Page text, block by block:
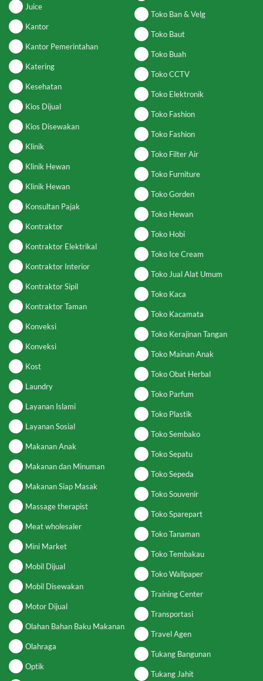
Juice
Kantor
Kantor Pemerintahan
Katering
Kesehatan
Kios Dijual
Kios Disewakan
Klinik
Klinik Hewan
Klinik Hewan
Konsultan Pajak
Kontraktor
Kontraktor Elektrikal
Kontraktor Interior
Kontraktor Sipil
Kontraktor Taman
Konveksi
Konveksi
Kost
Laundry
Layanan Islami
Layanan Sosial
Makanan Anak
Makanan dan Minuman
Makanan Siap Masak
Massage therapist
Meat wholesaler
Mini Market
Mobil Dijual
Mobil Disewakan
Motor Dijual
Olahan Bahan Baku Makanan
Olahraga
Optik
Toko Ban & Velg
Toko Baut
Toko Buah
Toko CCTV
Toko Elektronik
Toko Fashion
Toko Fashion
Toko Filter Air
Toko Furniture
Toko Gorden
Toko Hewan
Toko Hobi
Toko Ice Cream
Toko Jual Alat Umum
Toko Kaca
Toko Kacamata
Toko Kerajinan Tangan
Toko Mainan Anak
Toko Obat Herbal
Toko Parfum
Toko Plastik
Toko Sembako
Toko Sepatu
Toko Sepeda
Toko Souvenir
Toko Sparepart
Toko Tanaman
Toko Tembakau
Toko Wallpaper
Training Center
Transportasi
Travel Agen
Tukang Bangunan
Tukang Jahit